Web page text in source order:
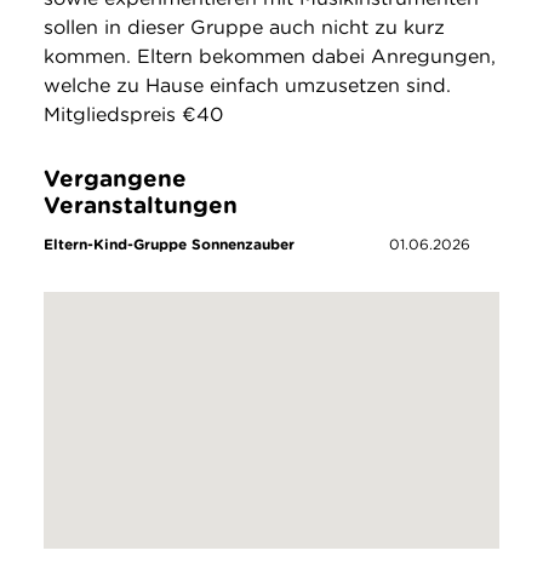
sollen in dieser Gruppe auch nicht zu kurz
kommen. Eltern bekommen dabei Anregungen,
welche zu Hause einfach umzusetzen sind.
Mitgliedspreis €40
Vergangene
Veranstaltungen
Eltern-Kind-Gruppe Sonnenzauber 01.06.2026